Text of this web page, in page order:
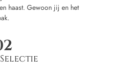
haast. Gewoon jij en het